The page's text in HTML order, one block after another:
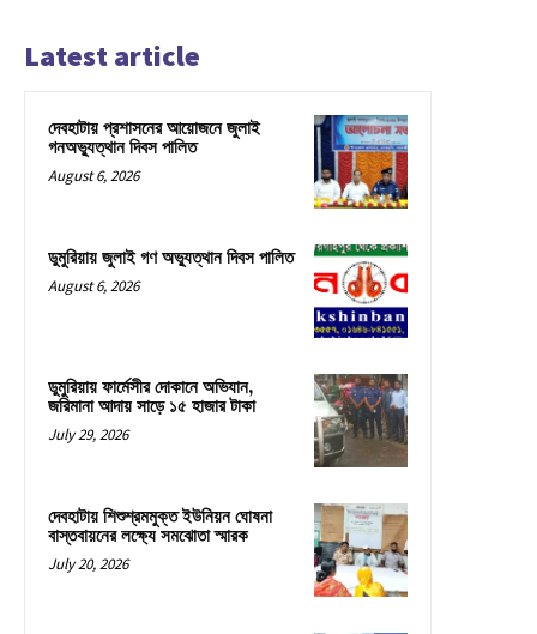
Latest article
দেবহাটায় প্রশাসনের আয়োজনে জুলাই
গনঅভ্যুত্থান দিবস পালিত
August 6, 2026
ডুমুরিয়ায় জুলাই গণ অভ্যুত্থান দিবস পালিত
August 6, 2026
ডুমুরিয়ায় ফার্মেসীর দোকানে অভিযান,
জরিমানা আদায় সাড়ে ১৫ হাজার টাকা
July 29, 2026
দেবহাটায় শিশুশ্রমমুক্ত ইউনিয়ন ঘোষনা
বাস্তবায়নের লক্ষ্যে সমঝোতা স্মারক
July 20, 2026